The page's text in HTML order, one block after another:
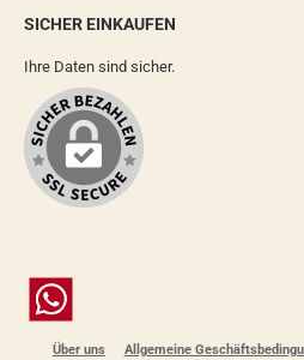
SICHER EINKAUFEN
Ihre Daten sind sicher.
Chat
Über uns Allgemeine